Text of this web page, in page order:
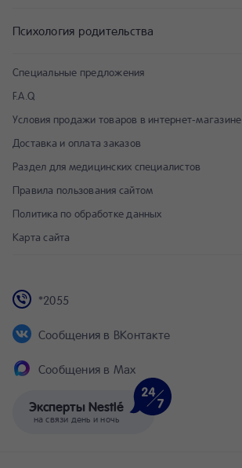
Специальные предложения
F.A.Q
Условия продажи товаров в интернет-магазине
Доставка и оплата заказов
Раздел для медицинских специалистов
Правила пользования сайтом
Политика по обработке данных
Карта сайта
Эксперты Nestlé
на связи день и ночь
*2055
Сообщения в ВКонтакте
Сообщения в Max
Психология родительства